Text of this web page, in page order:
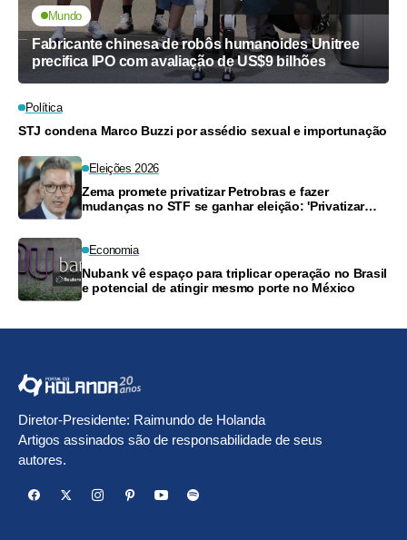
Mundo
Fabricante chinesa de robôs humanoides Unitree
precifica IPO com avaliação de US$9 bilhões
Política
STJ condena Marco Buzzi por assédio sexual e importunação
Eleições 2026
Zema promete privatizar Petrobras e fazer
mudanças no STF se ganhar eleição: 'Privatizar
Economia
Nubank vê espaço para triplicar operação no Brasil
e potencial de atingir mesmo porte no México
Diretor-Presidente: Raimundo de Holanda
Artigos assinados são de responsabilidade de seus
autores.